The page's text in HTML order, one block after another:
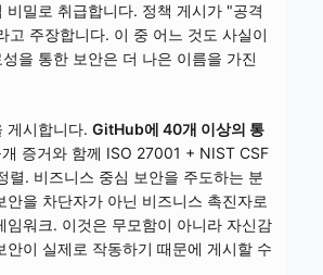
비밀로 취급합니다. 정책 게시가 "공격
고 주장합니다. 이 중 어느 것도 사실이
을 통한 보안은 더 나은 이름을 가진
게시합니다. GitHub에 40개 이상의 통
개 증거와 함께 ISO 27001 + NIST CSF
렬. 비즈니스 중심 보안을 주도하는 분
안을 차단자가 아닌 비즈니스 촉진자로
임워크. 이것은 무모함이 아니라 자신감
안이 실제로 작동하기 때문에 게시할 수